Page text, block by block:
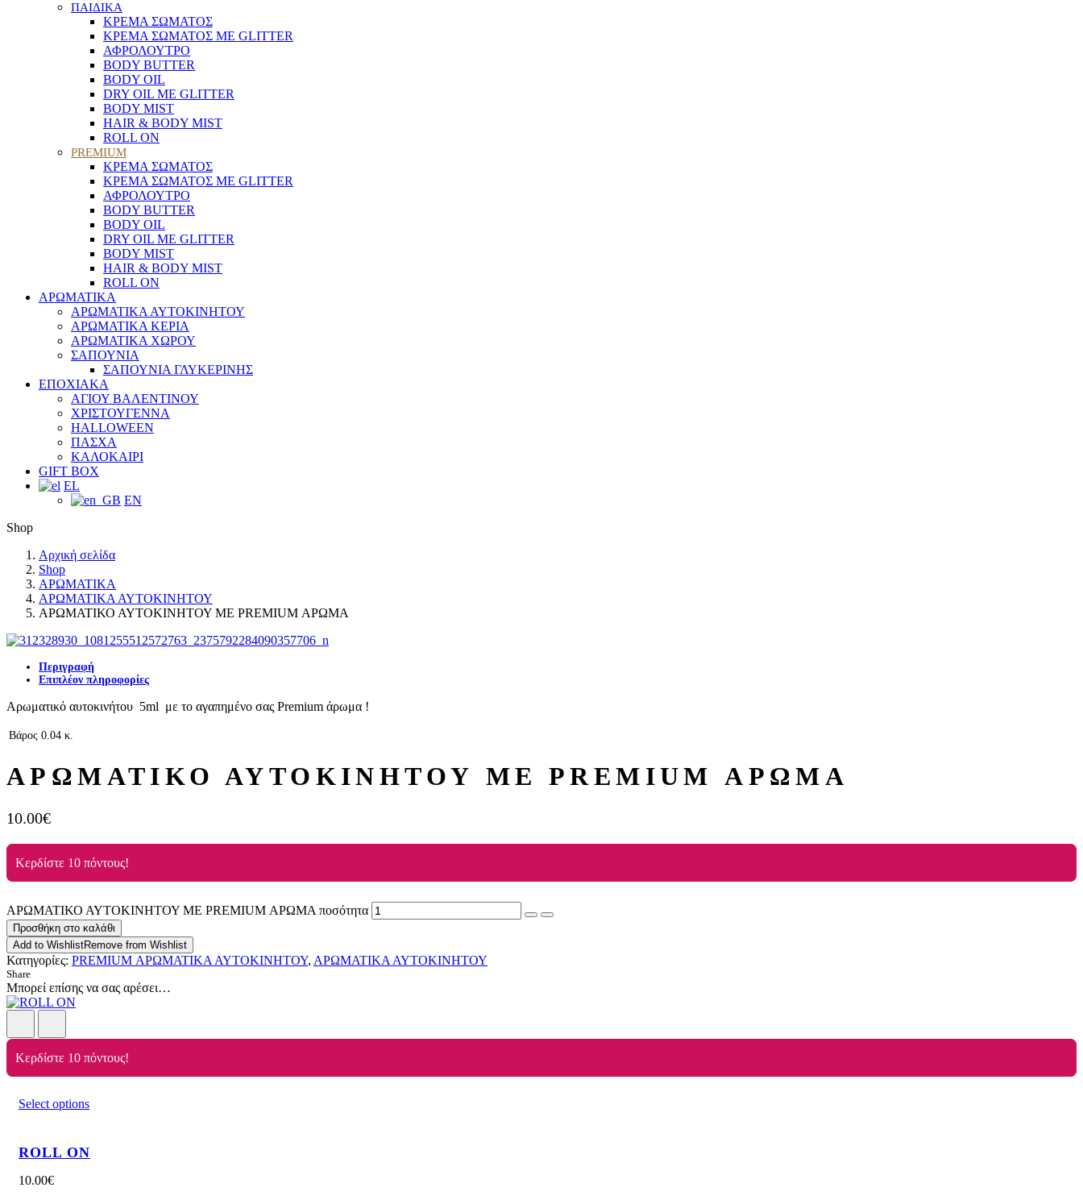
ΠΑΙΔΙΚΑ
ΚΡΕΜΑ ΣΩΜΑΤΟΣ
ΚΡΕΜΑ ΣΩΜΑΤΟΣ ΜΕ GLITTER
ΑΦΡΟΛΟΥΤΡΟ
BODY BUTTER
BODY OIL
DRY OIL ΜΕ GLITTER
BODY MIST
HAIR & BODY MIST
ROLL ON
PREMIUM
ΚΡΕΜΑ ΣΩΜΑΤΟΣ
ΚΡΕΜΑ ΣΩΜΑΤΟΣ ΜΕ GLITTER
ΑΦΡΟΛΟΥΤΡΟ
BODY BUTTER
BODY OIL
DRY OIL ΜΕ GLITTER
BODY MIST
HAIR & BODY MIST
ROLL ON
ΑΡΩΜΑΤΙΚΑ
ΑΡΩΜΑΤΙΚΑ ΑΥΤΟΚΙΝΗΤΟΥ
ΑΡΩΜΑΤΙΚΑ ΚΕΡΙΑ
ΑΡΩΜΑΤΙΚΑ ΧΩΡΟΥ
ΣΑΠΟΥΝΙΑ
ΣΑΠΟΥΝΙΑ ΓΛΥΚΕΡΙΝΗΣ
ΕΠΟΧΙΑΚΑ
ΑΓΙΟΥ ΒΑΛΕΝΤΙΝΟΥ
ΧΡΙΣΤΟΥΓΕΝΝΑ
HALLOWEEN
ΠΑΣΧΑ
ΚΑΛΟΚΑΙΡΙ
GIFT BOX
EL
EN
Shop
Αρχική σελίδα
Shop
ΑΡΩΜΑΤΙΚΑ
ΑΡΩΜΑΤΙΚΑ ΑΥΤΟΚΙΝΗΤΟΥ
ΑΡΩΜΑΤΙΚΟ ΑΥΤΟΚΙΝΗΤΟΥ ΜΕ PREMIUM ΑΡΩΜΑ
Περιγραφή
Επιπλέον πληροφορίες
Αρωματικό αυτοκινήτου 5ml με το αγαπημένο σας Premium άρωμα !
Βάρος 0.04 κ.
ΑΡΩΜΑΤΙΚΟ ΑΥΤΟΚΙΝΗΤΟΥ ΜΕ PREMIUM ΑΡΩΜΑ
10.00€
Κερδίστε 10 πόντους!
ΑΡΩΜΑΤΙΚΟ ΑΥΤΟΚΙΝΗΤΟΥ ΜΕ PREMIUM ΑΡΩΜΑ ποσότητα
Προσθήκη στο καλάθι
Add to WishlistRemove from Wishlist
Κατηγορίες: PREMIUM ΑΡΩΜΑΤΙΚΑ ΑΥΤΟΚΙΝΗΤΟΥ, ΑΡΩΜΑΤΙΚΑ ΑΥΤΟΚΙΝΗΤΟΥ
Share
Μπορεί επίσης να σας αρέσει…
Κερδίστε 10 πόντους!
Select options
ROLL ON
10.00€